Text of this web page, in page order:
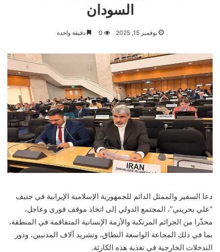
السودان
نوفمبر 15, 2025 0 دقيقة واحدة
دعا السفير والممثل الدائم للجمهورية الإسلامية الإيرانية في جنيف
“علي بحريني”، المجتمع الدولي إلى اتخاذ موقف فوري وعاجل،
محذّرا من الجرائم المرتكبة والأزمة الإنسانية المتفاقمة في المنطقة،
بما في ذلك المجاعة الواسعة النطاق، وتشريد آلاف المدنيين، ودور
التدخلات الخارجية في تغذية هذه الكارثة.